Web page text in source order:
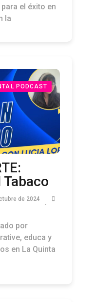
el éxito en
la
PODCAST
de 2024
por
educa y
en La Quinta